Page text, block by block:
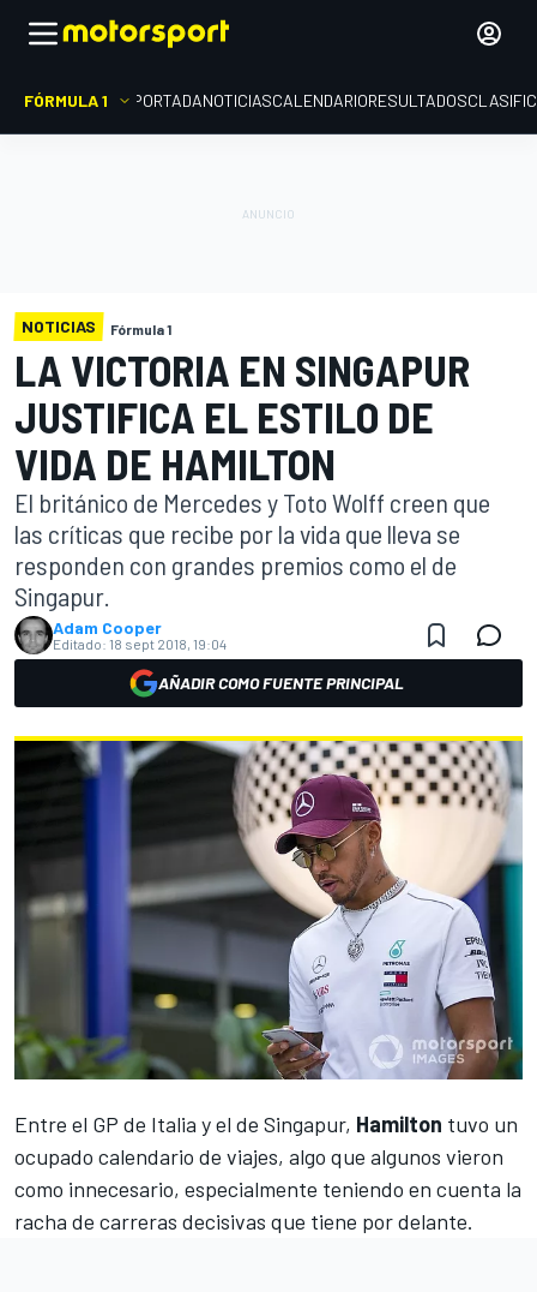
FÓRMULA 1 PORTADANOTICIASCALENDARIORESULTADOS
NOTICIAS Fórmula 1
LA VICTORIA EN SINGAPUR
JUSTIFICA EL ESTILO DE
VIDA DE HAMILTON
El británico de Mercedes y Toto Wolff creen que
las críticas que recibe por la vida que lleva se
responden con grandes premios como el de
Singapur.
Adam Cooper
Editado: 18 sept 2018, 19:04
AÑADIR COMO FUENTE PRINCIPAL
Entre el GP de Italia y el de Singapur, Hamilton tuvo un
ocupado calendario de viajes, algo que algunos vieron
como innecesario, especialmente teniendo en cuenta la
racha de carreras decisivas que tiene por delante.